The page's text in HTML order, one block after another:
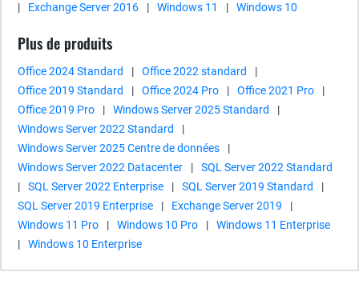
|
Exchange Server 2016 | Windows 11 | Windows 10
Plus de produits
Office 2024 Standard | Office 2022 standard
|
Office 2019 Standard
| Office 2024 Pro | Office 2021 Pro
|
Office 2019 Pro
| Windows Server 2025 Standard
|
Windows Server 2022 Standard
|
Windows Server 2025 Centre de données
|
Windows Server 2022 Datacenter
|
SQL Server 2022 Standard
|
SQL Server 2022 Enterprise | SQL Server 2019 Standard
|
SQL Server 2019 Enterprise
| Exchange Server 2019
|
Windows 11 Pro
| Windows 10 Pro |
Windows 11 Enterprise
|
Windows 10 Enterprise